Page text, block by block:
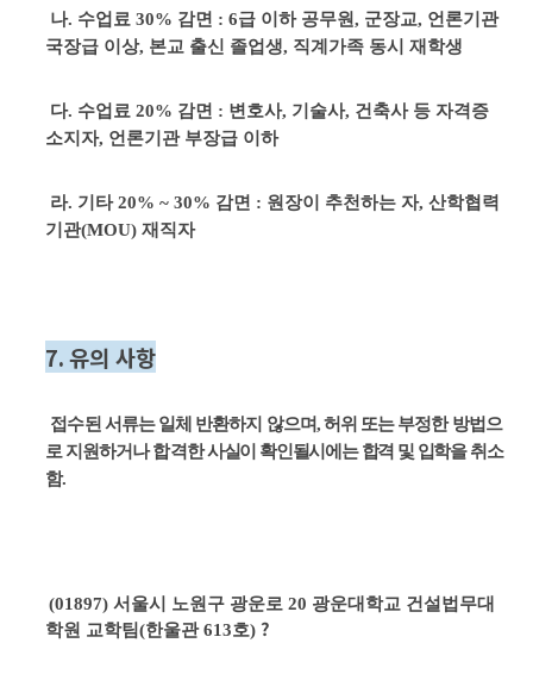
나. 수업료 30% 감면 : 6급 이하 공무원, 군장교, 언론기관
국장급 이상, 본교 출신 졸업생, 직계가족 동시 재학생
다. 수업료 20% 감면 : 변호사, 기술사, 건축사 등 자격증
소지자, 언론기관 부장급 이하
라. 기타20% ~ 30% 감면 : 원장이 추천하는 자, 산학협력
기관(MOU) 재직자
7.유의 사항
접수된 서류는 일체 반환하지 않으며,허위 또는 부정한 방법으
로 지원하거나 합격한사실이 확인될시에는 합격 및 입학을 취소
함.
(01897) 서울시 노원구 광운로 20 광운대학교 건설법무대
학원 교학팀(한울관613호) ?